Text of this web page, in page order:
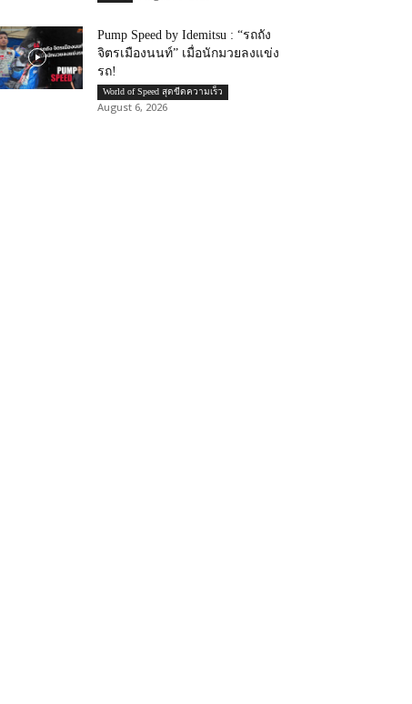
Pump Speed by Idemitsu : “รถถัง
จิตรเมืองนนท์” เมื่อนักมวยลงแข่ง
รถ!
World of Speed สุดขีดความเร็ว
August 6, 2026